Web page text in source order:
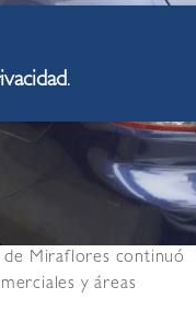
de Miraflores continuó
y áreas
.